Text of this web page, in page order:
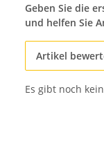
Geben Sie die
und helfen Sie
Artikel
Es gibt noch